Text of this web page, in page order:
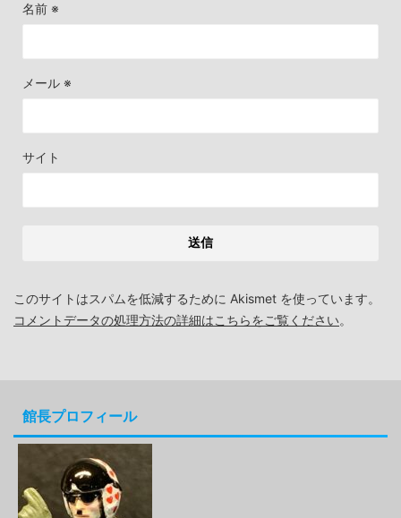
名前 ※
メール ※
サイト
このサイトはスパムを低減するために Akismet を使っています。
コメントデータの処理方法の詳細はこちらをご覧ください。
館長プロフィール